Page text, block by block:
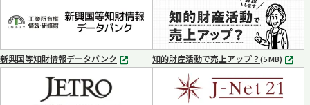
ブ
で
く
タ
ブ
で
開
く
新興国等知財情報データバンク
別
知的財産活動で売上アップ？(5 MB) MP4